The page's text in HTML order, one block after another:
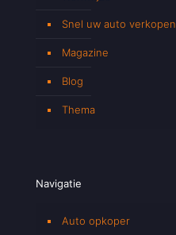
Snel uw auto verkopen
Magazine
Blog
Thema
Navigatie
Auto opkoper